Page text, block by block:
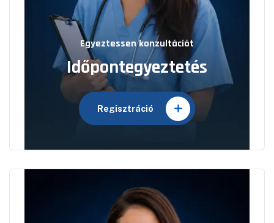
Egyeztessen konzultációt
Időpontegyeztetés
Regisztráció